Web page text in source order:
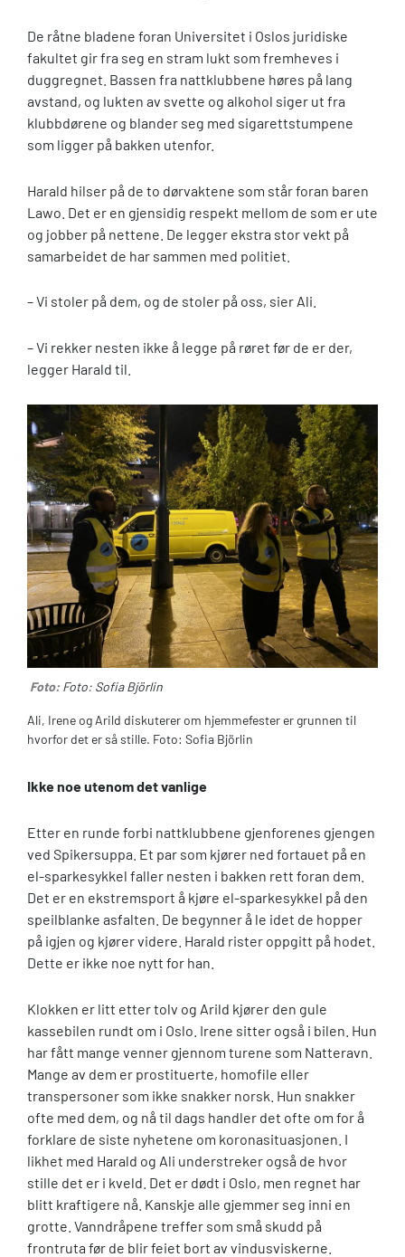
De råtne bladene foran Universitet i Oslos juridiske
fakultet gir fra seg en stram lukt som fremheves i
duggregnet. Bassen fra nattklubbene høres på lang
avstand, og lukten av svette og alkohol siger ut fra
klubbdørene og blander seg med sigarettstumpene
som ligger på bakken utenfor.
Harald hilser på de to dørvaktene som står foran baren
Lawo. Det er en gjensidig respekt mellom de som er ute
og jobber på nettene. De legger ekstra stor vekt på
samarbeidet de har sammen med politiet.
– Vi stoler på dem, og de stoler på oss, sier Ali.
– Vi rekker nesten ikke å legge på røret før de er der,
legger Harald til.
Foto: Foto: Sofia Björlin
Ali, Irene og Arild diskuterer om hjemmefester er grunnen til
hvorfor det er så stille. Foto: Sofia Björlin
Ikke noe utenom det vanlige
Etter en runde forbi nattklubbene gjenforenes gjengen
ved Spikersuppa. Et par som kjører ned fortauet på en
el-sparkesykkel faller nesten i bakken rett foran dem.
Det er en ekstremsport å kjøre el-sparkesykkel på den
speilblanke asfalten. De begynner å le idet de hopper
på igjen og kjører videre. Harald rister oppgitt på hodet.
Dette er ikke noe nytt for han.
Klokken er litt etter tolv og Arild kjører den gule
kassebilen rundt om i Oslo. Irene sitter også i bilen. Hun
har fått mange venner gjennom turene som Natteravn.
Mange av dem er prostituerte, homofile eller
transpersoner som ikke snakker norsk. Hun snakker
ofte med dem, og nå til dags handler det ofte om for å
forklare de siste nyhetene om koronasituasjonen. I
likhet med Harald og Ali understreker også de hvor
stille det er i kveld. Det er dødt i Oslo, men regnet har
blitt kraftigere nå. Kanskje alle gjemmer seg inni en
grotte. Vanndråpene treffer som små skudd på
frontruta før de blir feiet bort av vindusviskerne.